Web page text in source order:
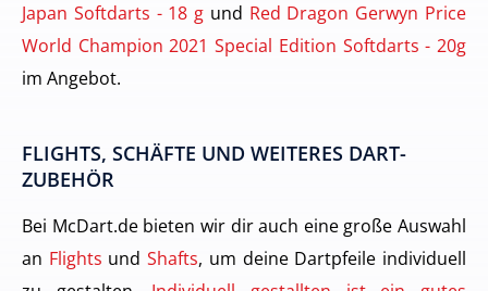
Japan Softdarts - 18 g und Red Dragon Gerwyn Price
World Champion 2021 Special Edition Softdarts - 20g
im Angebot.
FLIGHTS, SCHÄFTE UND WEITERES DART-
ZUBEHÖR
Bei McDart.de bieten wir dir auch eine große Auswahl
an Flights undShafts, um deine Dartpfeile individuell